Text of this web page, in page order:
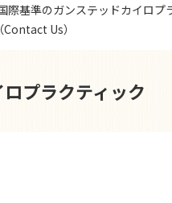
際基準のガンステッドカイロプ
Us）
プラクティック